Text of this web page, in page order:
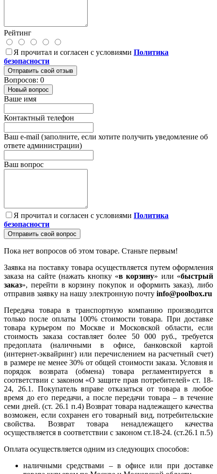
Рейтинг
Я прочитал и согласен с условиями Политика
безопасности
Отправить свой отзыв
Вопросов: 0
Новый вопрос
Ваше имя
Контактный телефон
Ваш e-mail (заполните, если хотите получить уведомление об
ответе администрации)
Ваш вопрос
Я прочитал и согласен с условиями Политика
безопасности
Отправить свой вопрос
Пока нет вопросов об этом товаре. Станьте первым!
Заявка на поставку товара осуществляется путем оформления
заказа на сайте (нажать кнопку «в корзину» или «быстрый
заказ», перейти в корзину покупок и оформить заказ), либо
отправив заявку на нашу электронную почту info@poolbox.ru
Передача товара в транспортную компанию производится
только после оплаты 100% стоимости товара. При доставке
товара курьером по Москве и Московской области, если
стоимость заказа составляет более 50 000 руб., требуется
предоплата (наличными в офисе, банковской картой
(интернет-эквайринг) или перечислением на расчетный счет)
в размере не менее 30% от общей стоимости заказа. Условия и
порядок возврата (обмена) товара регламентируется в
соответствии с законом «О защите прав потребителей» ст. 18-
24, 26.1. Покупатель вправе отказаться от товара в любое
время до его передачи, а после передачи товара – в течение
семи дней. (ст. 26.1 п.4) Возврат товара надлежащего качества
возможен, если сохранен его товарный вид, потребительские
свойства. Возврат товара ненадлежащего качества
осуществляется в соответствии с законом ст.18-24. (ст.26.1 п.5)
Оплата осуществляется одним из следующих способов:
наличными средствами – в офисе или при доставке